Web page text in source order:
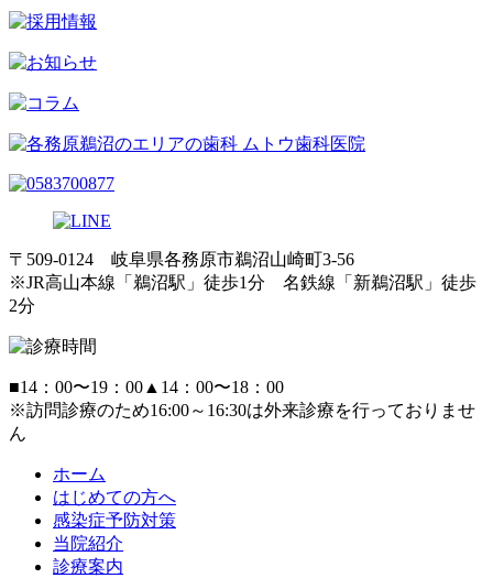
〒509-0124 岐阜県各務原市鵜沼山崎町3-56
※JR高山本線「鵜沼駅」徒歩1分 名鉄線「新鵜沼駅」徒歩
2分
■14：00〜19：00 ▲ 14：00〜18：00
※訪問診療のため16:00～16:30は外来診療を行っておりませ
ん
ホーム
はじめての方へ
感染症予防対策
当院紹介
診療案内